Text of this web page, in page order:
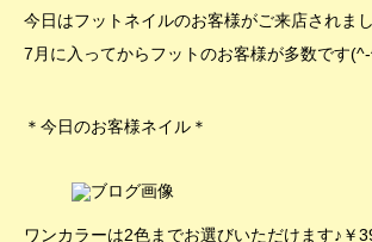
今日はフットネイルのお客様がご来店されまし
7月に入ってからフットのお客様が多数です
＊今日のお客様ネイル＊
ワンカラーは2色までお選びいただけます♪￥